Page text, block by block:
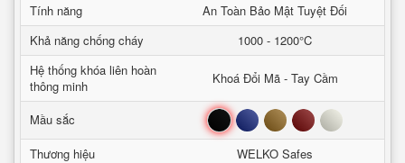
Tính năng
An Toàn Bảo Mật Tuyệt Đối
Khả năng chống cháy
1000 - 1200°C
Hệ thống khóa liên hoàn
thông minh
Khoá Đổi Mã - Tay Cầm
Mầu sắc Đen Xanh Nâu Đỏ Trắng
Thương hiệu
WELKO Safes